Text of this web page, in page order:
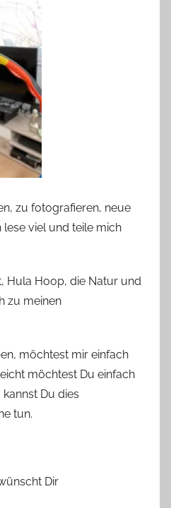
zu fotografieren, neue
lese viel und teile mich
Hula Hoop, die Natur und
zu meinen
möchtest mir einfach
möchtest Du einfach
Du dies
tun.
Dir